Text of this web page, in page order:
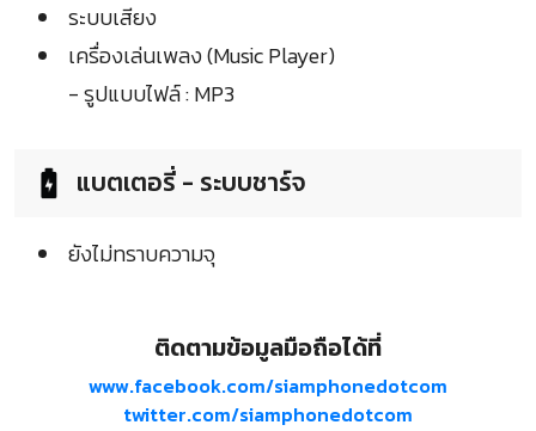
ระบบเสียง
เครื่องเล่นเพลง (Music Player)
- รูปแบบไฟล์ : MP3
แบตเตอรี่ - ระบบชาร์จ
ยังไม่ทราบความจุ
ติดตามข้อมูลมือถือได้ที่
www.facebook.com/siamphonedotcom
twitter.com/siamphonedotcom